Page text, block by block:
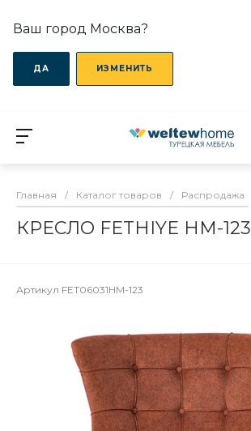
Ваш город Москва?
ДА ИЗМЕНИТЬ
Главная / Каталог товаров / Распродажа
КРЕСЛО FETHIYE HM-123
Артикул FET06031HM-123